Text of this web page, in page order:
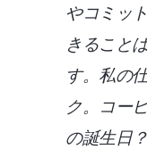
やコミッ
きること
す。私の
ク。コー
の誕生日